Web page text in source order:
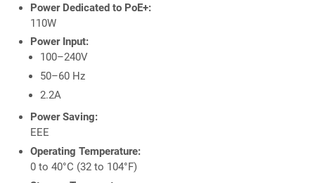
Power Dedicated to PoE+:
110W
Power Input:
100–240V
50–60 Hz
2.2A
Power Saving:
EEE
Operating Temperature:
0 to 40°C (32 to 104°F)